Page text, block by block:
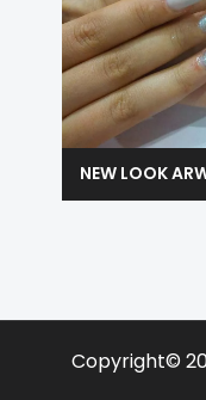
Copyright©